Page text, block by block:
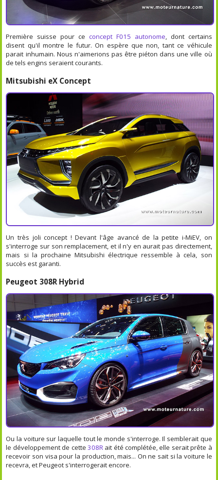
Première suisse pour ce concept F015 autonome, dont certains
disent qu'il montre le futur. On espère que non, tant ce véhicule
parait inhumain. Nous n'aimerions pas être piéton dans une ville où
de tels engins seraient courants.
Mitsubishi eX Concept
Un très joli concept ! Devant l'âge avancé de la petite i-MiEV, on
s'interroge sur son remplacement, et il n'y en aurait pas directement,
mais si la prochaine Mitsubishi électrique ressemble à cela, son
succès est garanti.
Peugeot 308R Hybrid
Ou la voiture sur laquelle tout le monde s'interroge. Il semblerait que
le développement de cette 308R ait été complétée, elle serait prête à
recevoir son visa pour la production, mais... On ne sait si la voiture le
recevra, et Peugeot s'interrogerait encore.